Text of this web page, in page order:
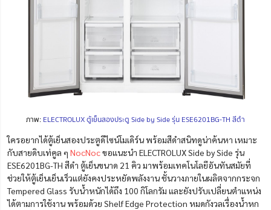
ภาพ: ELECTROLUX ตู้เย็นสองประตู Side by Side รุ่น ESE6201BG-TH สีดำ
ใครอยากได้ตู้เย็นสองประตูดีไซน์โมเดิร์น พร้อมสีดำสนิทดูน่าค้นหา เหมาะ
กับสายดิบเท่คูล ๆ NocNocขอแนะนำ ELECTROLUX Side by Side รุ่น
ESE6201BG-TH สีดำ ตู้เย็นขนาด 21 คิว มาพร้อมเทคโนโลยีอันทันสมัยที่
ช่วยให้ตู้เย็นเย็นเร็วแต่ยังคงประหยัดพลังงาน ชั้นวางภายในผลิตจากกระจก
Tempered Glass รับน้ำหนักได้ถึง 100 กิโลกรัม และยังปรับเปลี่ยนตำแหน่ง
ได้ตามการใช้งาน พร้อมด้วย Shelf Edge Protection หมดกังวลเรื่องน้ำหก